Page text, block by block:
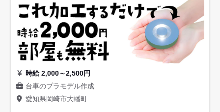
時給 2,000～2,500円
台車のプラモデル作成
愛知県岡崎市大幡町